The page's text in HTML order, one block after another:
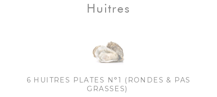
Huitres
6 HUITRES PLATES N°1 (RONDES & PAS
GRASSES)